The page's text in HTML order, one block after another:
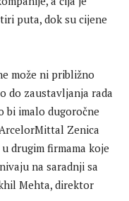
puta, dok su cijene
može ni približno
do zaustavljanja rada
bi imalo dugoročne
Zenica
drugim firmama koje
na saradnji sa
Mehta, direktor